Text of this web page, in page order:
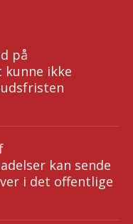
på
ikke
kan sende
i det offentlige